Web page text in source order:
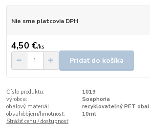
Nie sme platcovia DPH
4,50 €/ks
Pridať do košíka
Číslo produktu:
1019
výrobca:
Soaphoria
obalový materiál:
recyklovateľný PET obal
obsah/objem/hmotnosť:
10ml
Strážiť cenu / dostupnosť